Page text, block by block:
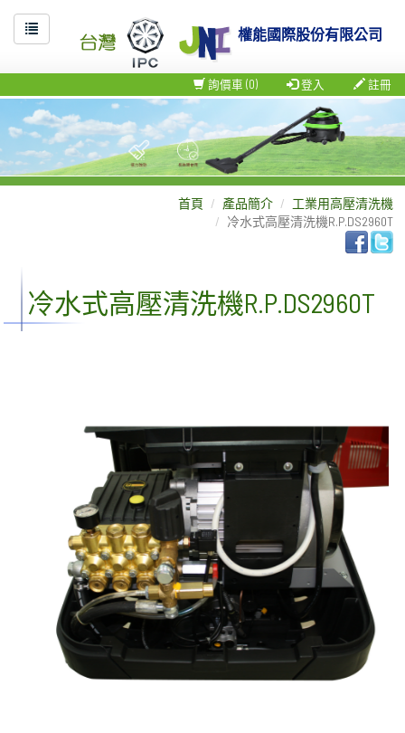
權能國際股份有限公司
詢價車 (0) 登入 註冊
首頁 產品簡介
工業用高壓清洗機
冷水式高壓清洗機R.P.DS2960T
冷水式高壓清洗機R.P.DS2960T